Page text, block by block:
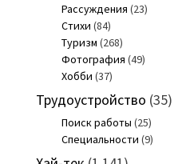
Рассуждения (23)
Стихи (84)
Туризм (268)
Фотография (49)
Хобби (37)
Трудоустройство (35)
Поиск работы (25)
Специальности (9)